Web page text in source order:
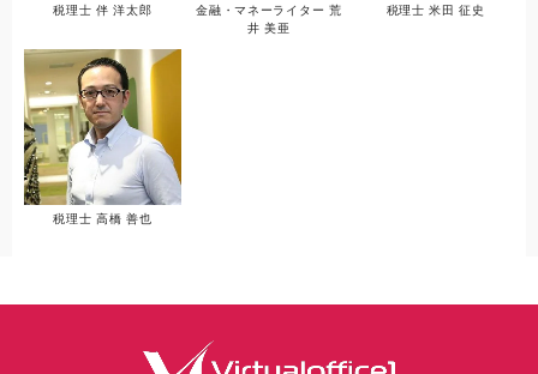
税理士 伴 洋太郎
金融・マネーライター 荒
井 美亜
税理士 米田 征史
税理士 高橋 善也